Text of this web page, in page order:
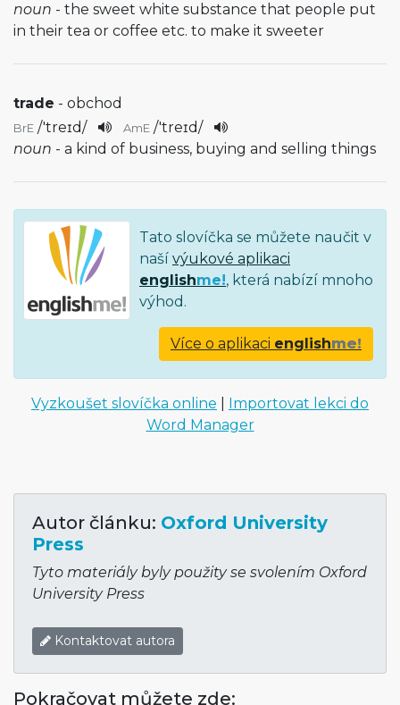
noun - the sweet white substance that people put
in their tea or coffee etc. to make it sweeter
trade - obchod
BrE /'treɪd/ AmE /'treɪd/
noun - a kind of business, buying and selling things
Tato slovíčka se můžete naučit v
naší výukové aplikaci
englishme!, která nabízí mnoho
výhod.
Více o aplikaci englishme!
Vyzkoušet slovíčka online
Importovat lekci do
Word Manager
Autor článku: Oxford University
Press
Tyto materiály byly použity se svolením Oxford
University Press
Kontaktovat autora
Pokračovat můžete zde: